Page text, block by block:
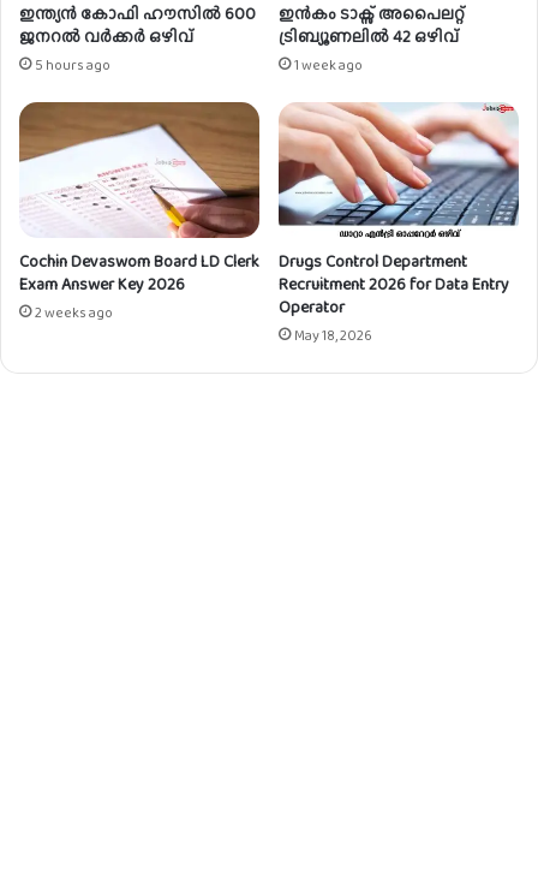
ൾ
ഇന്ത്യൻ കോഫി ഹൗസിൽ 600
ജനറൽ വർക്കർ ഒഴിവ്
5 hours ago
ഇൻകം ടാക്സ് അപൈലറ്റ്
ട്രിബ്യൂണലിൽ 42 ഒഴിവ്
1 week ago
Cochin Devaswom Board LD Clerk
Exam Answer Key 2026
2 weeks ago
Drugs Control Department
Recruitment 2026 for Data Entry
Operator
May 18, 2026